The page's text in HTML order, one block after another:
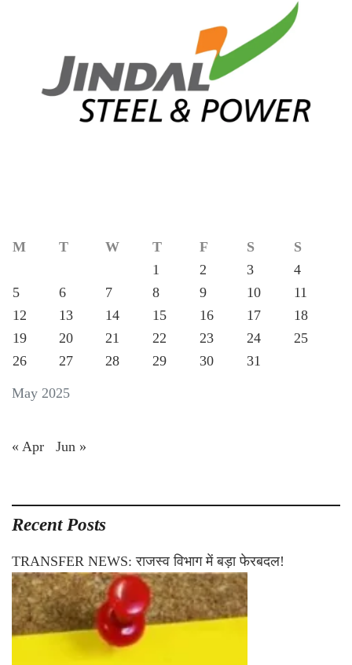
May 2025
M T W T F S
S
1
2 3
4
5
6 7 8 9 10
11
12
13 14 15 16 17
18
19
20 21 22 23 24
25
26
27 28 29 30 31
« Apr Jun »
Recent Posts
TRANSFER NEWS: राजस्व विभाग में बड़ा फेरबदल!